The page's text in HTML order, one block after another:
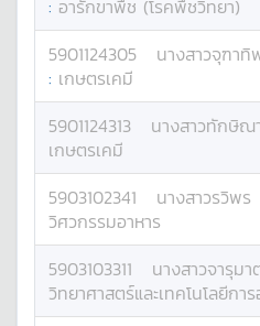
: อารักขาพืช (โรคพืชวิทยา)
5901124305 นางสาวจุฑาทิ
: เกษตรเคมี
5901124313 นางสาวทักษิณ
เกษตรเคมี
5903102341 นางสาวรวิพร
วิศวกรรมอาหาร
5903103311 นางสาวจารุมา
วิทยาศาสตร์และเทคโนโลยีการ